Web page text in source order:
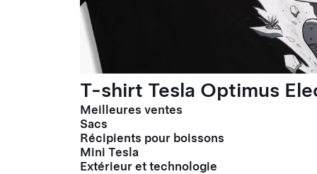
T-shirt Tesla Optimus
Meilleures ventes
Sacs
Récipients pour boissons
Mini Tesla
Extérieur et technologie